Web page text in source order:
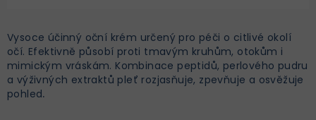
Vysoce účinný oční krém určený pro péči o citlivé okolí
očí. Efektivně působí proti tmavým kruhům, otokům i
mimickým vráskám. Kombinace peptidů, perlového pudru
a výživných extraktů pleť rozjasňuje, zpevňuje a osvěžuje
pohled.